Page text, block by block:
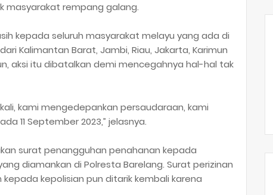
masyarakat rempang galang.
kepada seluruh masyarakat melayu yang ada di
Kalimantan Barat, Jambi, Riau, Jakarta, Karimun
aksi itu dibatalkan demi mencegahnya hal-hal tak
kami mengedepankan persaudaraan, kami
11 September 2023,” jelasnya.
surat penangguhan penahanan kepada
diamankan di Polresta Barelang. Surat perizinan
kepolisian pun ditarik kembali karena